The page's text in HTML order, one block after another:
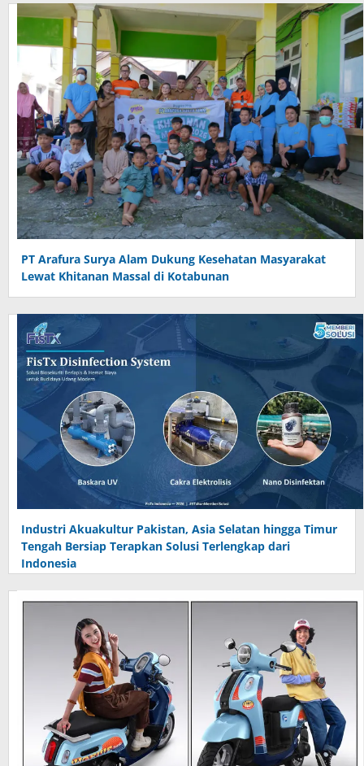
PT Arafura Surya Alam Dukung Kesehatan Masyarakat
Lewat Khitanan Massal di Kotabunan
Industri Akuakultur Pakistan, Asia Selatan hingga Timur
Tengah Bersiap Terapkan Solusi Terlengkap dari
Indonesia